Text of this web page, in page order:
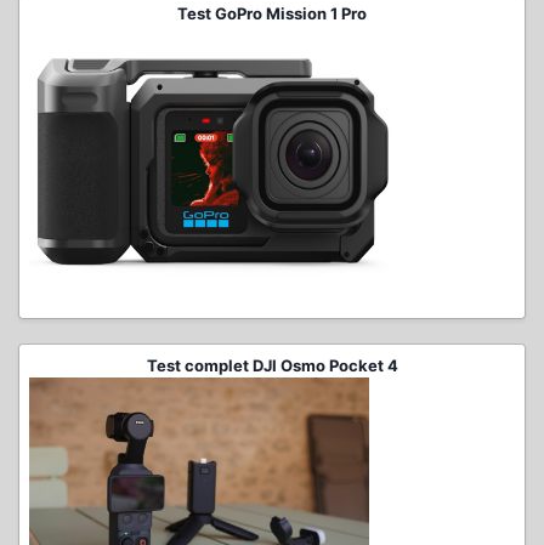
Test GoPro Mission 1 Pro
Test complet DJI Osmo Pocket 4